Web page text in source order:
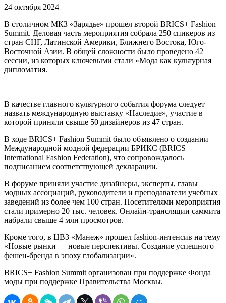
24 октября 2024
В столичном МКЗ «Зарядье» прошел второй BRICS+ Fashion
Summit. Деловая часть мероприятия собрала 250 спикеров из
стран СНГ, Латинской Америки, Ближнего Востока, Юго-
Восточной Азии. В общей сложности было проведено 42
сессии, из которых ключевыми стали «Мода как культурная
дипломатия.
В качестве главного культурного события форума следует
назвать международную выставку «Наследие», участие в
которой приняли свыше 50 дизайнеров из 47 стран.
В ходе BRICS+ Fashion Summit было объявлено о создании
Международной модной федерации БРИКС (BRICS
International Fashion Federation), что сопровождалось
подписанием соответствующей декларации.
В форуме приняли участие дизайнеры, эксперты, главы
модных ассоциаций, руководители и преподаватели учебных
заведений из более чем 100 стран. Посетителями мероприятия
стали примерно 20 тыс. человек. Онлайн-трансляции саммита
набрали свыше 4 млн просмотров.
Кроме того, в ЦВЗ «Манеж» прошел fashion-интенсив на тему
«Новые рынки — новые перспективы. Создание успешного
фешен-бренда в эпоху глобализации».
BRICS+ Fashion Summit организован при поддержке Фонда
моды при поддержке Правительства Москвы.